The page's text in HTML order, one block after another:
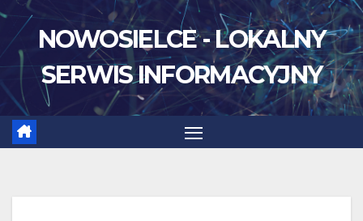
Skip
content
NOWOSIELCE - LOKALNY
SERWIS INFORMACYJNY